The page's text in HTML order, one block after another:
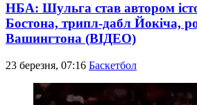
НБА: Шульга став автором
Бостона, трипл-дабл Йокіча,
Вашингтона (ВІДЕО)
23 березня, 07:16 Баскетбол